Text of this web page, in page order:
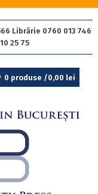
Librărie 0760 013 746
25 75
0 produse /0,00 lei